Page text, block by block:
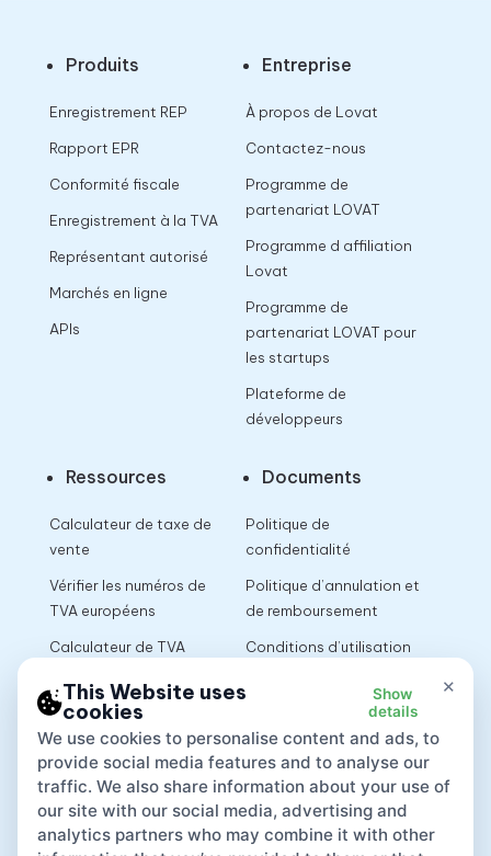
Produits
Enregistrement REP
Rapport EPR
Conformité fiscale
Enregistrement à la TVA
Représentant autorisé
Marchés en ligne
APIs
Entreprise
À propos de Lovat
Contactez-nous
Programme de
partenariat LOVAT
Programme d affiliation
Lovat
Programme de
partenariat LOVAT pour
les startups
Plateforme de
développeurs
Ressources
Calculateur de taxe de
vente
Vérifier les numéros de
TVA européens
Calculateur de TVA
Documents
Politique de
confidentialité
Politique d’annulation et
de remboursement
Conditions d’utilisation
×
This Website uses
cookies
Show
details
We use cookies to personalise content and ads, to
provide social media features and to analyse our
traffic. We also share information about your use of
our site with our social media, advertising and
analytics partners who may combine it with other